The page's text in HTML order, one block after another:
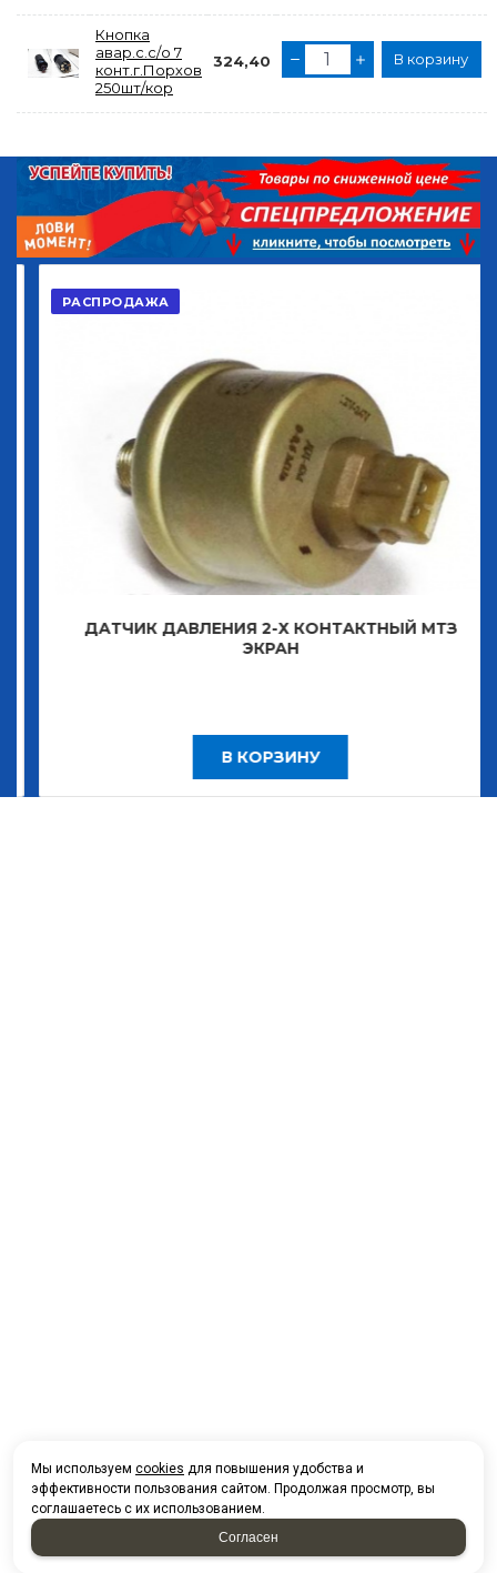
Кнопка
авар.с.с/о 7
конт.г.Порхов
250шт/кор
324,40 В корзину
РАСПРОДАЖА
ДАТЧИК ДАВЛЕНИЯ 2-Х КОНТАКТНЫЙ МТЗ
ЭКРАН
В КОРЗИНУ
Мы используем cookies для повышения удобства и
эффективности пользования сайтом. Продолжая просмотр, вы
соглашаетесь с их использованием.
Согласен